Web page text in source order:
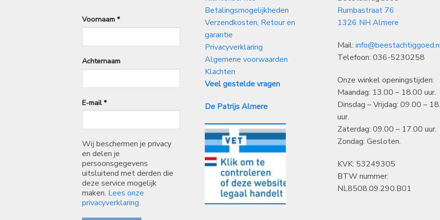
Voornaam *
Achternaam
E-mail*
Wij beschermen je privacy
en delen je
persoonsgegevens
uitsluitend met derden die
deze service mogelijk
maken. Lees onze
privacyverklaring.
Betalingsmogelijkheden
Verzendkosten, Retour en
garantie
Privacyverklaring
Algemene voorwaarden
Klachten
Veel gestelde vragen
De Patrijs Almere
Rumbastraat 76
1326 NH Almere
Mail:
Telefoon: 036-5230258
Onze winkel openingstijden:
Maandag: 13.00 – 18.00 uur.
Dinsdag – Vrijdag: 09.00 –
uur.
Zaterdag: 09.00 – 17.00 uur.
Zondag: Gesloten.
KVK: 53249305
BTW nummer:
NL8508.09.290.B01